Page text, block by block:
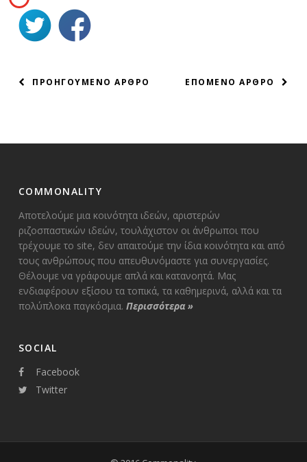
ΠΛΟΗΓΗΣΗ
ΕΠΟΜΕΝΟ ΑΡΘΡΟ
ΠΡΟΗΓΟΥΜΕΝΟ ΑΡΘΡΟ
COMMONALITY
Αποτελούμε μια κοινότητα ιδεών, αριστερών
ριζοσπαστικών ιδεών, τουλάχιστον οι άνθρωποι που
τρέχουμε το site, δεν απαιτούμε την ίδια κοινότητα και από
τους ανθρώπους που απευθυνόμαστε για συνεργασίες.
Θέλουμε να γράφουμε απλά και κατανοητά. Μας
ενδιαφέρουν εξίσου τα τοπικά, τα καθημερινά, αλλά και τα
πολύπλοκα παγκόσμια. Περισσότερα»
SOCIAL
Facebook
Twitter